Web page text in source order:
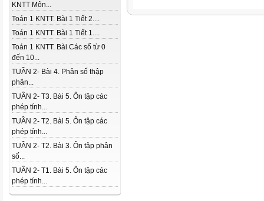
KNTT Môn...
Toán 1 KNTT. Bài 1 Tiết 2....
Toán 1 KNTT. Bài 1 Tiết 1....
Toán 1 KNTT. Bài Các số từ 0
đến 10...
TUẦN 2- Bài 4. Phân số thập
phân...
TUẦN 2- T3. Bài 5. Ôn tập các
phép tính...
TUẦN 2- T2. Bài 5. Ôn tập các
phép tính...
TUẦN 2- T2. Bài 3. Ôn tập phân
số...
TUẦN 2- T1. Bài 5. Ôn tập các
phép tính...